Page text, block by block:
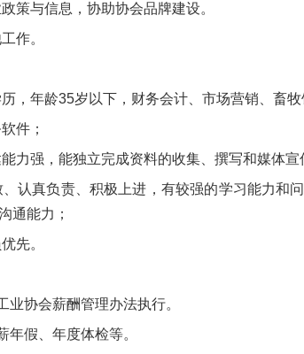
策与信息，协助协会品牌建设。
作。
，年龄35岁以下，财务会计、市场营销、畜牧
件；
力强，能独立完成资料的收集、撰写和媒体宣
认真负责、积极上进，有较强的学习能力和
通能力；
先。
业协会薪酬管理办法执行。
年假、年度体检等。